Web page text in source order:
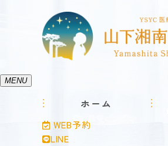
MENU
ホーム
WEB予約
LINE